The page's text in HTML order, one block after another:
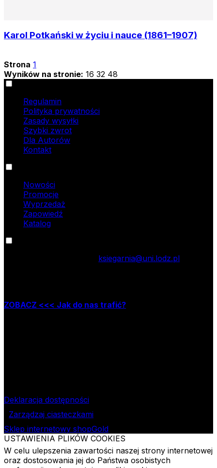
Karol Potkański w życiu i nauce (1861–1907)
Strona 1
Wyników na stronie: 16 32 48
Regulamin
Polityka prywatności
Zasady wysyłki
Szybki zwrot
Dla Autorów
Kontakt
Nowości
Promocje
Wyprzedaż
Zapowiedź
Katalog
ksiegarnia@uni.lodz.pl
ZOBACZ <<< Jak do nas trafić?
Deklaracja dostępności
Zarządzaj ciasteczkami
Sklep internetowy shopGold
USTAWIENIA PLIKÓW COOKIES
W celu ulepszenia zawartości naszej strony internetowej
oraz dostosowania jej do Państwa osobistych